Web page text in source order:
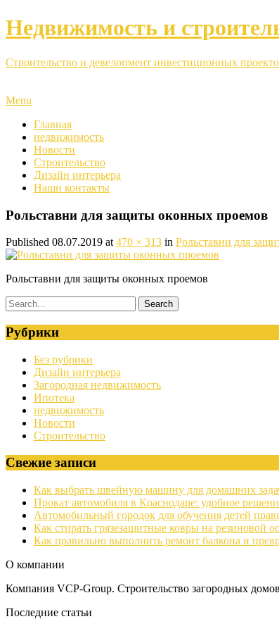
Недвижимость и
Строительство и девелопмент инвестиционных
Menu
Главная
недвижимость
Новости
Строительство
Дизайн интерьера
Наши контакты
Рольставни для защиты оконных проемов
Published 08.07.2019 at 470 × 313 in Рольставни для
Рольставни для защиты оконных проемов
Рубрики
Без рубрики
Дизайн интерьера
Загородная недвижимость
Ипотека
недвижимость
Новости
Строительство
Свежие записи
Как выбрать швейную машину для домашних
Прокат автомобиля в Краснодаре: удобное
Автомобильный городок для обучения детей
Как стирать грязезащитные ковры на резиновой
Как правильно выполнить ремонт балкона и
О компании
Компания VCP-Group. Строительство загородных
Последние статьи